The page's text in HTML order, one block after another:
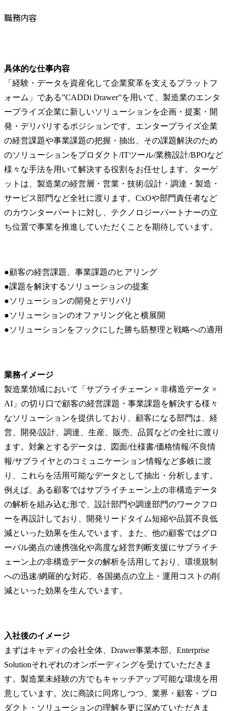
職務内容
具体的な仕事内容
「経験・データを資産化して企業変革を支えるプラットフ
ォーム」である”CADDi Drawer”を用いて、製造業のエンタ
ープライズ企業に新しいソリューションを企画・提案・開
発・デリバリするポジションです。エンタープライズ企業
の経営課題や事業課題の把握・抽出、その課題解決のため
のソリューションをプロダクト/ITツール/業務設計/BPOなど
様々な手法を用いて解決する役割をお任せします。ターゲ
ットは、製造業の経営層・営業・技術/設計・調達・製造・
サービス部門など全社に渡ります。CxOや部門責任者など
のカウンターパートに対し、テクノロジーパートナーの立
ち位置で事業を推進していただくことを期待しています。
●顧客の経営課題、事業課題のヒアリング
●課題を解決するソリューションの提案
●ソリューションの開発とデリバリ
●ソリューションのオファリング化と横展開
●ソリューションをフックにした勝ち筋整理と戦略への適用
業務イメージ
製造業領域において「サプライチェーン × 非構造データ ×
AI」の切り口で顧客の経営課題・事業課題を解決する様々
なソリューションを提供しており、顧客になる部門は、経
営、開発/設計、調達、生産、販売、品質などの全社に渡り
ます。対象とするデータは、図面/仕様書/価格情報/不良情
報/サプライヤとのコミュニケーション情報など多岐に渡
り、これらを活用可能なデータとして抽出・分析します。
例えば、ある顧客ではサプライチェーン上の非構造データ
の解析を組み込む形で、設計部門や調達部門のワークフロ
ーを再設計しており、開発リードタイム短縮や品質不良低
減といった効果を生んでいます。また、他の顧客ではグロ
ーバル拠点の連携強化や高度な経営判断支援にサプライチ
ェーン上の非構造データの解析を活用しており、環境規制
への迅速/網羅的な対応、各国拠点の立上・運用コストの削
減といった効果を生んでいます。
入社後のイメージ
まずはキャディの会社全体、Drawer事業本部、Enterprise
Solutionそれぞれのオンボーディングを受けていただきま
す。製造業未経験の方でもキャッチアップ可能な環境を用
意しています。次に商談に同席しつつ、業界・顧客・プロ
ダクト・ソリューションの理解を更に深めていただきま